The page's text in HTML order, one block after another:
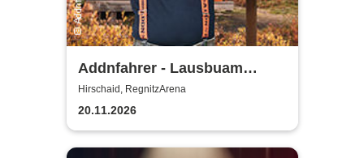
Addnfahrer - Lausbuam
Gschicht'n
Hirschaid, RegnitzArena
20.11.2026